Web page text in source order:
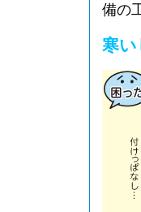
備の
寒